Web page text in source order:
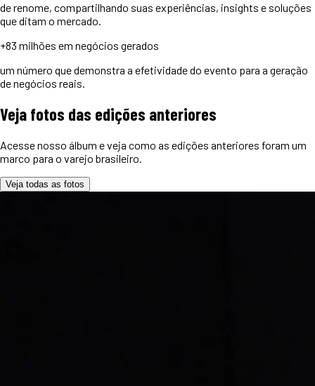
de renome, compartilhando suas experiências, insights e soluções
que ditam o mercado.
+83 milhões em negócios gerados
um número que demonstra a efetividade do evento para a geração
de negócios reais.
Veja fotos das edições anteriores
Acesse nosso álbum e veja como as edições anteriores foram um
marco para o varejo brasileiro.
Veja todas as fotos